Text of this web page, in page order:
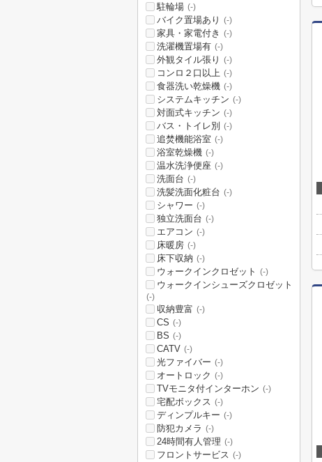
駐輪場 (-)
バイク置場あり (-)
家具・家電付き (-)
洗濯機置場有 (-)
外観タイル張り (-)
コンロ２口以上 (-)
食器洗い乾燥機 (-)
システムキッチン (-)
対面式キッチン (-)
バス・トイレ別 (-)
追焚機能浴室 (-)
浴室乾燥機 (-)
温水洗浄便座 (-)
洗面台 (-)
洗髪洗面化粧台 (-)
シャワー (-)
独立洗面台 (-)
エアコン (-)
床暖房 (-)
床下収納 (-)
ウォークインクロゼット (-)
ウォークインシューズクロゼット
(-)
収納豊富 (-)
CS (-)
BS (-)
CATV (-)
光ファイバー (-)
オートロック (-)
TVモニタ付インターホン (-)
宅配ボックス (-)
ディンプルキー (-)
防犯カメラ (-)
24時間有人管理 (-)
フロントサービス (-)